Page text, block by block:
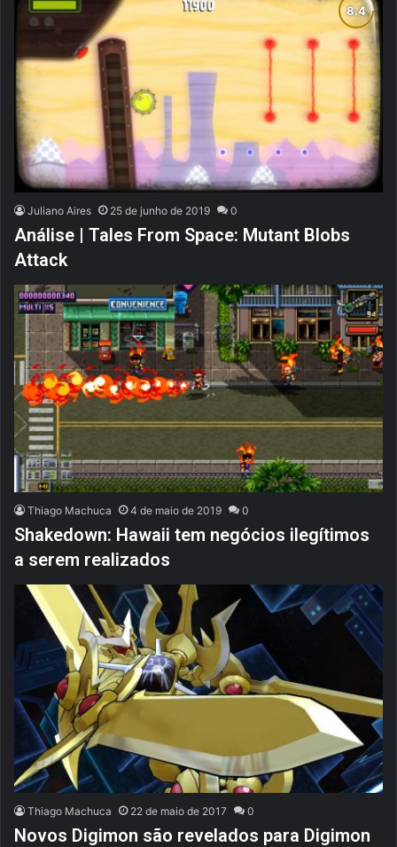
Juliano Aires 25 de junho de 2019 0
Análise | Tales From Space: Mutant Blobs
Attack
Thiago Machuca 4 de maio de 2019 0
Shakedown: Hawaii tem negócios ilegítimos
a serem realizados
Thiago Machuca 22 de maio de 2017 0
Novos Digimon são revelados para Digimon